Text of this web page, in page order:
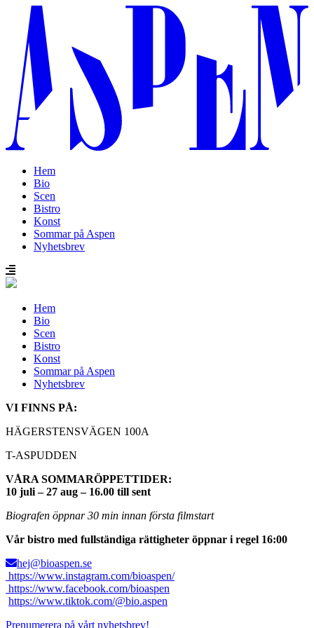
Hem
Bio
Scen
Bistro
Konst
Sommar på Aspen
Nyhetsbrev
Hem
Bio
Scen
Bistro
Konst
Sommar på Aspen
Nyhetsbrev
VI FINNS PÅ:
HÄGERSTENSVÄGEN 100A
T-ASPUDDEN
VÅRA SOMMARÖPPETTIDER:
10 juli – 27 aug – 16.00 till sent
Biografen öppnar 30 min innan första filmstart
Vår bistro med fullständiga rättigheter öppnar i regel 16:00
hej@bioaspen.se
https://www.instagram.com/bioaspen/
https://www.facebook.com/bioaspen
https://www.tiktok.com/@bio.aspen
Prenumerera på vårt nyhetsbrev!